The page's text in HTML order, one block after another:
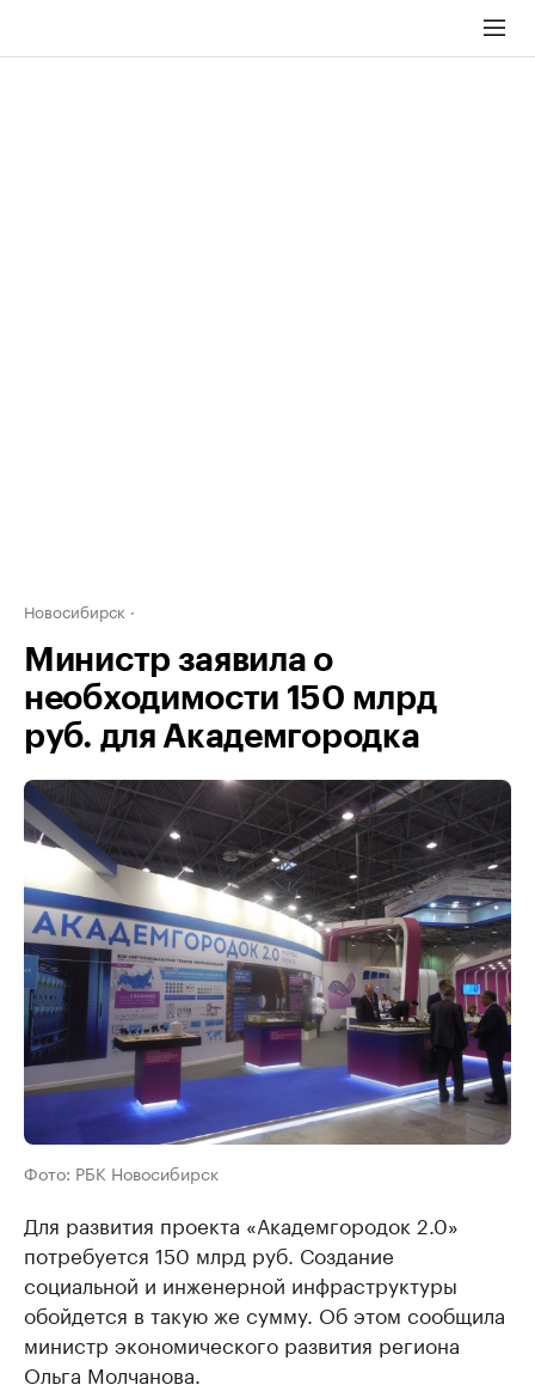
Новосибирск
Министр заявила о
необходимости 150 млрд
руб. для Академгородка
Фото: РБК Новосибирск
Для развития проекта «Академгородок 2.0»
потребуется 150 млрд руб. Создание
социальной и инженерной инфраструктуры
обойдется в такую же сумму. Об этом сообщила
министр экономического развития региона
Ольга Молчанова.